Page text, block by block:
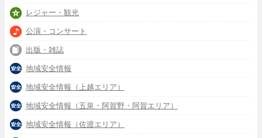
レジャー・観光
公演・コンサート
出版・雑誌
地域安全情報
地域安全情報（上越エリア）
地域安全情報（五泉・阿賀野・阿賀エリア）
地域安全情報（佐渡エリア）